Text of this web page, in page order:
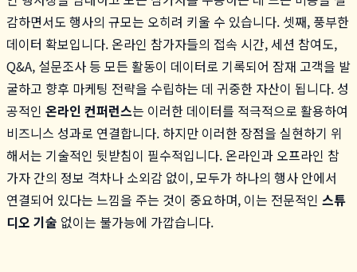
감하면서도 행사의 규모는 오히려 키울 수 있습니다. 셋째, 풍부한
데이터 확보입니다. 온라인 참가자들의 접속 시간, 세션 참여도,
Q&A, 설문조사 등 모든 활동이 데이터로 기록되어 잠재 고객을 발
굴하고 향후 마케팅 전략을 수립하는 데 귀중한 자산이 됩니다. 성
공적인 온라인 컨퍼런스는 이러한 데이터를 적극적으로 활용하여
비즈니스 성과로 연결합니다. 하지만 이러한 장점을 실현하기 위
해서는 기술적인 뒷받침이 필수적입니다. 온라인과 오프라인 참
가자 간의 정보 격차나 소외감 없이, 모두가 하나의 행사 안에서
연결되어 있다는 느낌을 주는 것이 중요하며, 이는 전문적인 스튜
디오 기술 없이는 불가능에 가깝습니다.